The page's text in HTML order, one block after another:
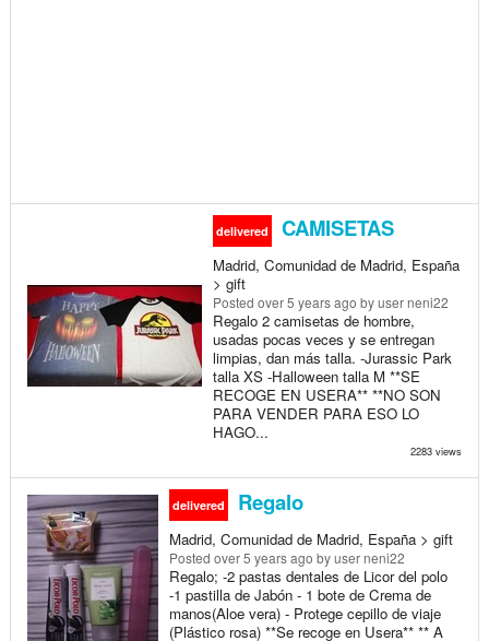
delivered CAMISETAS
Madrid, Comunidad de Madrid, España
> gift
Posted over 5 years ago by user neni22
Regalo 2 camisetas de hombre,
usadas pocas veces y se entregan
limpias, dan más talla. -Jurassic Park
talla XS -Halloween talla M **SE
RECOGE EN USERA** **NO SON
PARA VENDER PARA ESO LO
HAGO...
2283 views
delivered Regalo
Madrid, Comunidad de Madrid, España > gift
Posted over 5 years ago by user neni22
Regalo; -2 pastas dentales de Licor del polo
-1 pastilla de Jabón - 1 bote de Crema de
manos(Aloe vera) - Protege cepillo de viaje
(Plástico rosa) **Se recoge en Usera** ** A